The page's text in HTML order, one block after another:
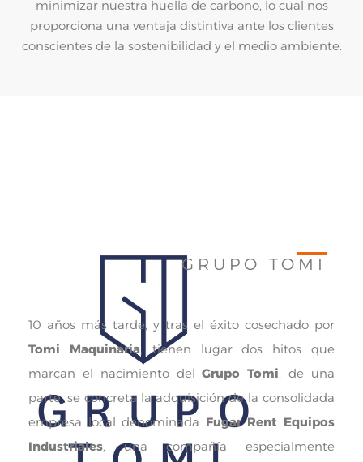
minimizar nuestra huella de carbono, lo cual nos
proporciona una ventaja distintiva ante los clientes
conscientes de la sostenibilidad y el medio ambiente.
GRUPO TOMI
10 años más tarde, y tras el éxito cosechado por
Tomi Maquinaria, tienen lugar dos hitos que
marcan el nacimiento delGrupo Tomi: de una
parte, se concreta la adquisición de la consolidada
empresa local denominada Fugar Rent Equipos
Industriales, una compañía especialmente